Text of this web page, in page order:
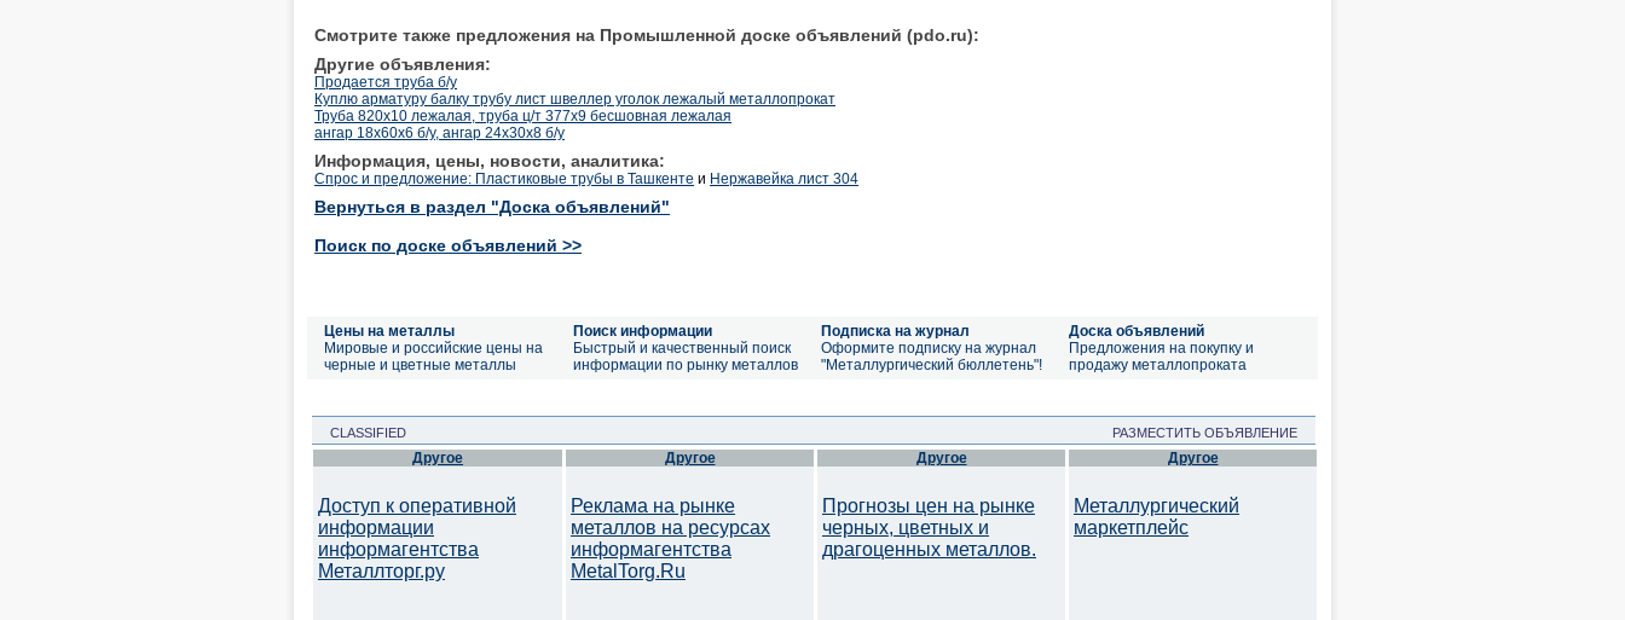
Смотрите также предложения на Промышленной доске объявлений (pdo.ru):
Другие объявления:
Продается труба б/у
Куплю арматуру балку трубу лист швеллер уголок лежалый металлопрокат
Труба 820х10 лежалая, труба ц/т 377х9 бесшовная лежалая
ангар 18х60х6 б/у, ангар 24х30х8 б/у
Информация, цены, новости, аналитика:
Спрос и предложение: Пластиковые трубы в Ташкенте и Нержавейка лист 304
Вернуться в раздел "Доска объявлений"
Поиск по доске объявлений >>
Цены на металлы
Мировые и российские цены на
черные и цветные металлы
Поиск информации
Быстрый и качественный поиск
информации по рынку металлов
Подписка на журнал
Оформите подписку на журнал
"Металлургический бюллетень"!
Доска объявлений
Предложения на покупку и
продажу металлопроката
CLASSIFIED РАЗМЕСТИТЬ ОБЪЯВЛЕНИЕ
Другое
Доступ к оперативной
информации
информагентства
Металлторг.ру
Другое
Реклама на рынке
металлов на ресурсах
информагентства
MetalTorg.Ru
Другое
Прогнозы цен на рынке
черных, цветных и
драгоценных металлов.
Другое
Металлургический
маркетплейс